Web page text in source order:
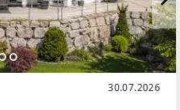
30.07.2026